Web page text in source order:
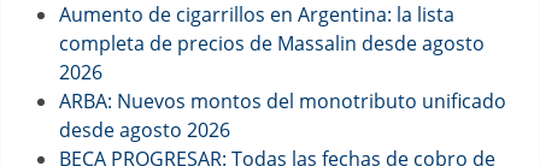
Aumento de cigarrillos en Argentina: la lista
completa de precios de Massalin desde agosto
2026
ARBA: Nuevos montos del monotributo unificado
desde agosto 2026
BECA PROGRESAR: Todas las fechas de cobro de